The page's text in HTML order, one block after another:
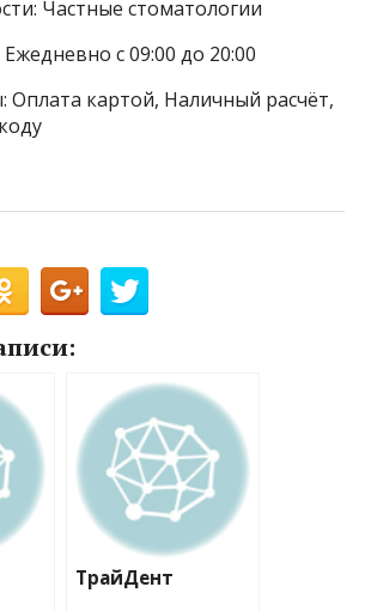
Частные стоматологии
с 09:00 до 20:00
Оплата картой, Наличный расчёт,
ТрайДент